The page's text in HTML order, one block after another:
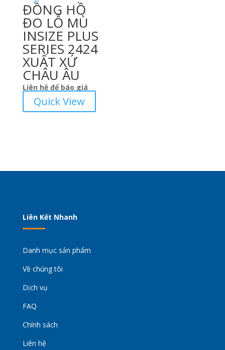
ĐỒNG HỒ
ĐO LỖ MÙ
INSIZE PLUS
SERIES 2424
XUẤT XỨ
CHÂU ÂU
Liên hệ để báo giá
Quick View
Liên Kết Nhanh
Danh mục sản phẩm
Về chúng tôi
Dịch vụ
FAQ
Chính sách
Liên hệ